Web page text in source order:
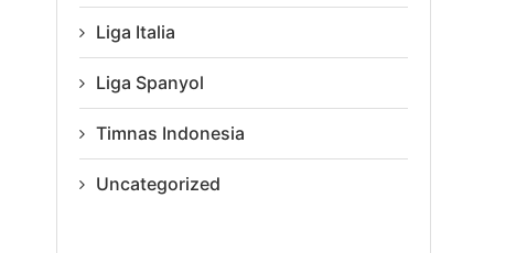
Liga Italia
Liga Spanyol
Timnas Indonesia
Uncategorized